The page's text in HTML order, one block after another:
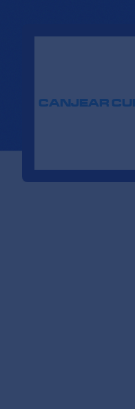
CANJEAR